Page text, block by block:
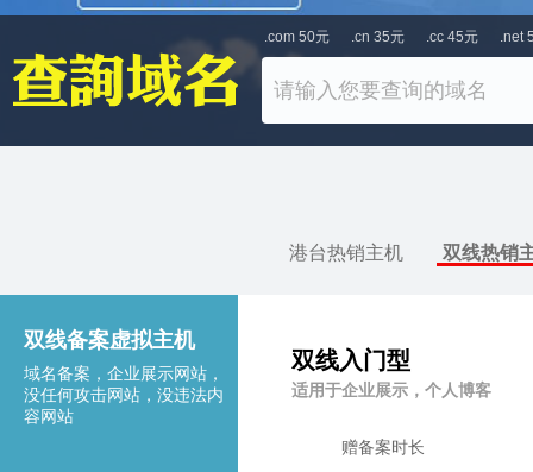
.com 50元 .cn 35元 .cc 45元 .net
港台热销主机 双线热销
双线备案虚拟主机
域名备案，企业展示网站，
没任何攻击网站，没违法内
容网站
双线入门型
适用于企业展示，个人博客
赠备案时长